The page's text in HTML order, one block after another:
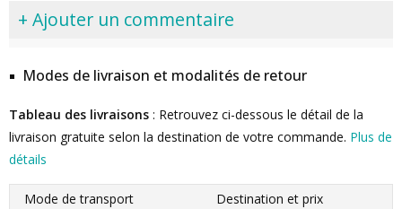
+ Ajouter un commentaire
Modes de livraison et modalités de retour
Tableau des livraisons : Retrouvez ci-dessous le détail de la
livraison gratuite selon la destination de votre commande. Plus de
détails
Mode de transport
Destination et prix